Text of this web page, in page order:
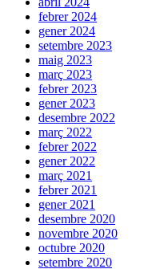
febrer 2024
gener 2024
setembre 2023
maig 2023
març 2023
febrer 2023
gener 2023
desembre 2022
març 2022
febrer 2022
gener 2022
març 2021
febrer 2021
gener 2021
desembre 2020
novembre 2020
octubre 2020
setembre 2020